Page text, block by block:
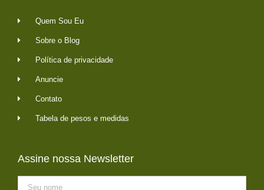
Quem Sou Eu
Sobre o Blog
Política de privacidade
Anuncie
Contato
Tabela de pesos e medidas
Assine nossa Newsletter